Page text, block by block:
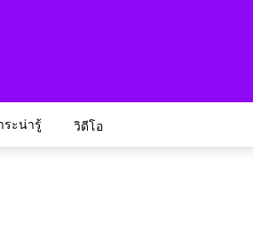
ระน่ารู้ วิดีโอ